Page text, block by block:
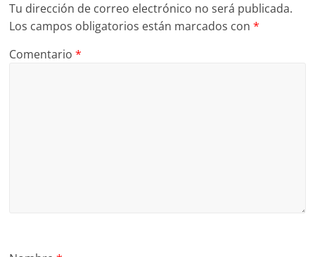
Tu dirección de correo electrónico no será publicada.
Los campos obligatorios están marcados con*
Comentario*